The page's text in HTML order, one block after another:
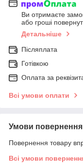
Ви отримаєте
або гроші
Детальніше
Післяплата
Готівкою
Оплата за
Всі умови оплати
Умови повернення
Повернення товару
Всі умови